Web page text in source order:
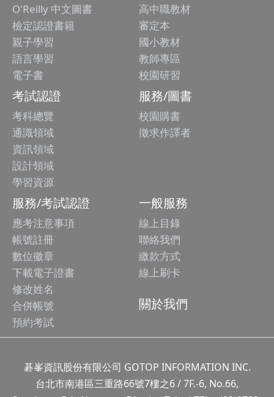
O'Reilly 中文圖書
檢定認證書籍
親子學習
語言學習
電子書
高中職教材
審定本
國小教材
教師專區
校園研習
考試認證
考科總覽
通識領域
資訊領域
設計領域
學習資源
服務/圖書
校園購書
徵求作譯者
服務/考試認證
應考注意事項
帳號註冊
數位徽章
下載電子證書
修改姓名
合併帳號
預約考試
一般服務
線上目錄
聯絡我們
繳款方式
線上刷卡
關於我們
碁峯資訊股份有限公司 GOTOP INFORMATION INC.
台北市南港區三重路66號7樓之6 / 7F.-6, No.66,